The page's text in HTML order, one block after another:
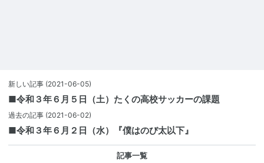
新しい記事 (2021-06-05)
■令和３年６月５日（土）たくの高校サッカーの課題
過去の記事 (2021-06-02)
■令和３年６月２日（水）『僕はのび太以下』
記事一覧